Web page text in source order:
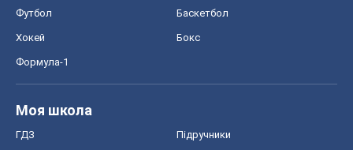
Футбол Баскетбол
Хокей Бокс
Формула-1
Моя школа
ГДЗ Підручники